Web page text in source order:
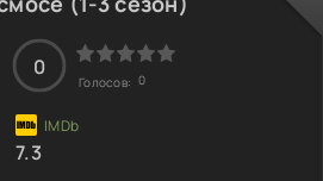
только друзей, но и врагов,
выгоды. Столкнувшись с
понимает, что быть героем
0
Голосов: 0
7.3